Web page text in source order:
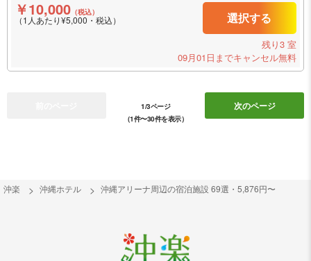
￥10,000 （税込）
（1人あたり¥5,000・税込） 選択する
残り3 室
09月01日までキャンセル無料
1/3ページ
（1件〜30件を表示）
次のページ
沖楽 沖縄ホテル 沖縄アリーナ周辺の宿泊施設 69選・5,876円〜